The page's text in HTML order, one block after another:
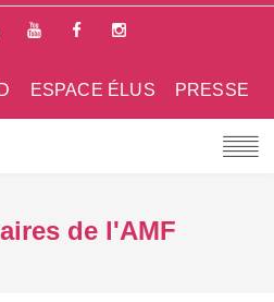
PRESSE
ESPACE ÉLUS
de l'AMF